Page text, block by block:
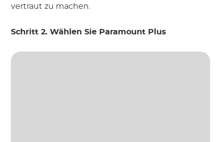
vertraut zu machen.
Schritt 2. Wählen Sie Paramount Plus